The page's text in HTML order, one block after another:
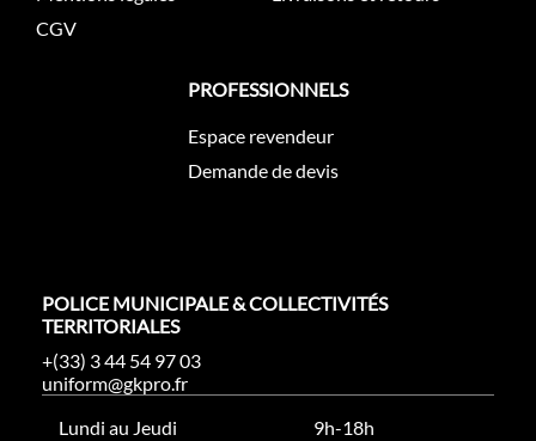
CGV
PROFESSIONNELS
Espace revendeur
Demande de devis
POLICE MUNICIPALE & COLLECTIVITÉS
TERRITORIALES
+(33) 3 44 54 97 03
uniform@gkpro.fr
Lundi au Jeudi
9h-18h